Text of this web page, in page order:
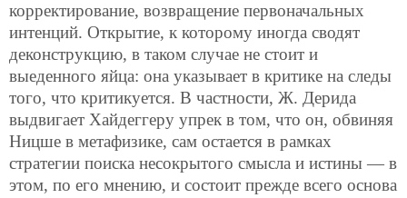
корректирование, возвращение первоначальных
интенций. Открытие, к которому иногда сводят
деконструкцию, в таком случае не стоит и
выеденного яйца: она указывает в критике на следы
того, что критикуется. В частности, Ж. Дерида
выдвигает Хайдеггеру упрек в том, что он, обвиняя
Ницше в метафизике, сам остается в рамках
стратегии поиска несокрытого смысла и истины — в
этом, по его мнению, и состоит прежде всего основа